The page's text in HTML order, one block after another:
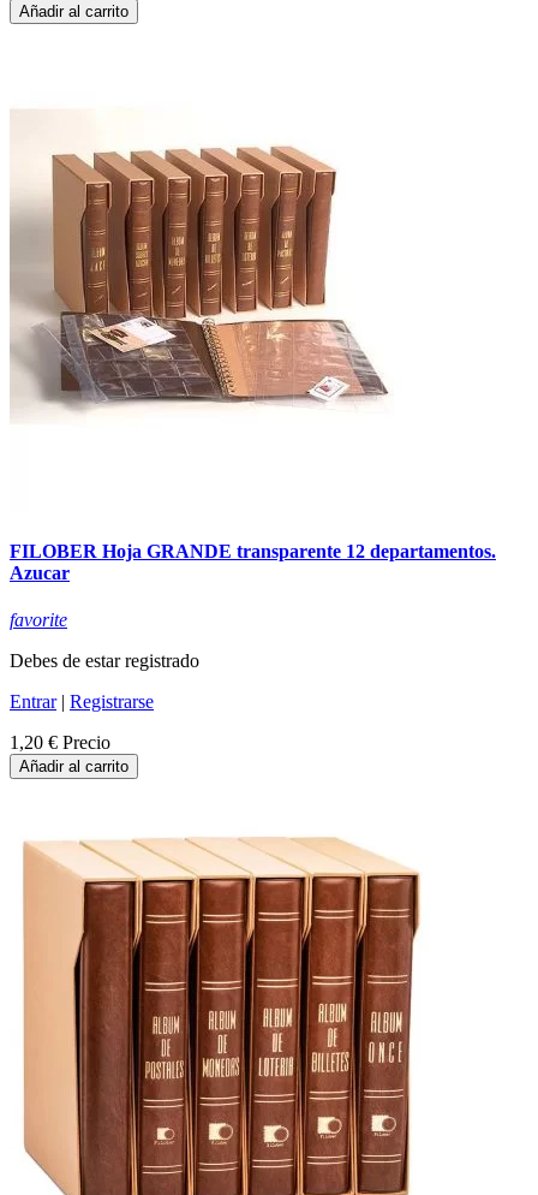
Añadir al carrito
FILOBER Hoja GRANDE transparente 12 departamentos.
Azucar
favorite
Debes de estar registrado
Entrar| Registrarse
1,20 € Precio
Añadir al carrito